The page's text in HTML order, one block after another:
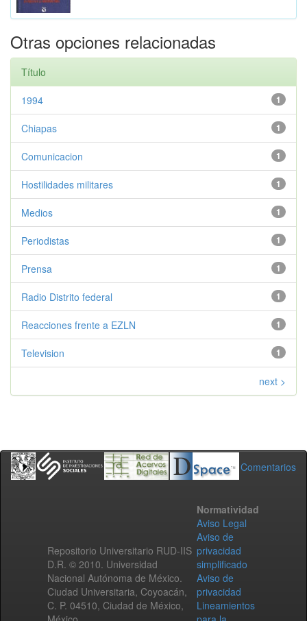
Otras opciones relacionadas
Título
1
1994
1
Chiapas
1
Comunicacion
1
Hostilidades militares
1
Medios
1
Periodistas
1
Prensa
1
Radio Distrito federal
1
Reacciones frente a EZLN
1
Television
next >
Comentarios
Repositorio Universitario RUD-IIS
D.R. © 2010. Universidad
Nacional Autónoma de México.
Ciudad Universitaria, Coyoacán,
C. P. 04510, Ciudad de México,
Normatividad
Aviso Legal
Aviso de
privacidad
simplificado
Aviso de
privacidad
Lineamientos